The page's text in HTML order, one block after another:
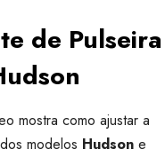
de Pulseira
mostra como ajustar a
modelos Hudson e